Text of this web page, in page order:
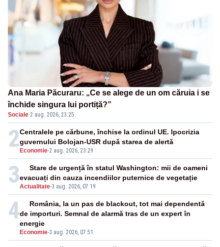
Ana Maria Păcuraru: „Ce se alege de un om căruia i se
închide singura lui portiță?”
Sociale·2 aug. 2026, 23:25
2 Economie-2 aug. 2026, 23:29
Centralele pe cărbune, închise la ordinul UE. Ipocrizia
guvernului Bolojan-USR după starea de alertă
3Actualitate-3 aug. 2026, 07:19
Stare de urgență în statul Washington: mii de oameni
evacuați din cauza incendiilor puternice de vegetație
4
Economie-3 aug. 2026, 07:51
România, la un pas de blackout, tot mai dependentă
de importuri. Semnal de alarmă tras de un expert în
energie